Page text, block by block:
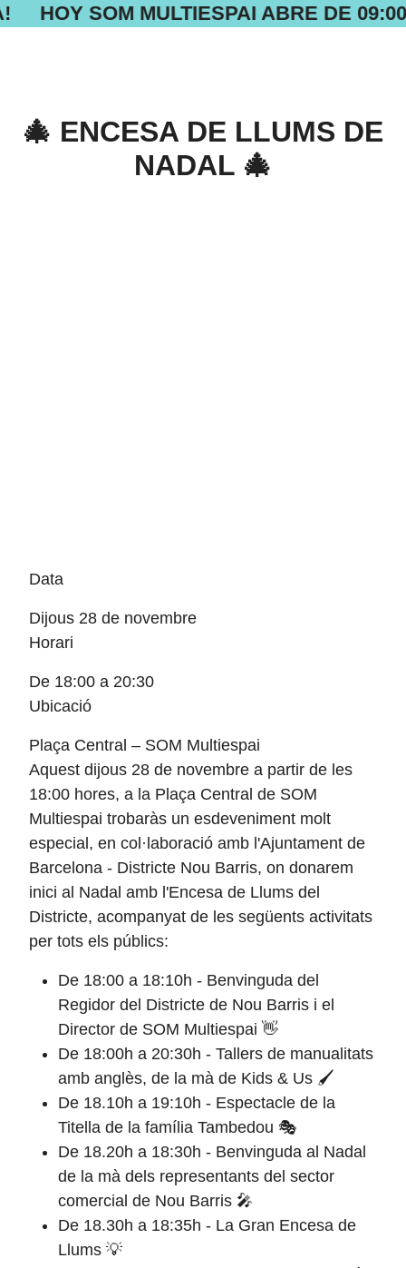
HOY SOM MULTIESPAI ABRE DE
🎄 ENCESA DE LLUMS DE
NADAL 🎄
Data
Dijous 28 de novembre
Horari
De 18:00 a 20:30
Ubicació
Plaça Central – SOM Multiespai
Aquest dijous 28 de novembre a partir de les
18:00 hores, a la Plaça Central de SOM
Multiespai trobaràs un esdeveniment molt
especial, en col·laboració amb l'Ajuntament de
Barcelona - Districte Nou Barris, on donarem
inici al Nadal amb l'Encesa de Llums del
Districte, acompanyat de les següents activitats
per tots els públics:
De 18:00 a 18:10h - Benvinguda del
Regidor del Districte de Nou Barris i el
Director de SOM Multiespai 👋
De 18:00h a 20:30h - Tallers de manualitats
amb anglès, de la mà de Kids & Us 🖌️
De 18.10h a 19:10h - Espectacle de la
Titella de la família Tambedou 🎭
De 18.20h a 18:30h - Benvinguda al Nadal
de la mà dels representants del sector
comercial de Nou Barris 🎤
De 18.30h a 18:35h - La Gran Encesa de
Llums 💡